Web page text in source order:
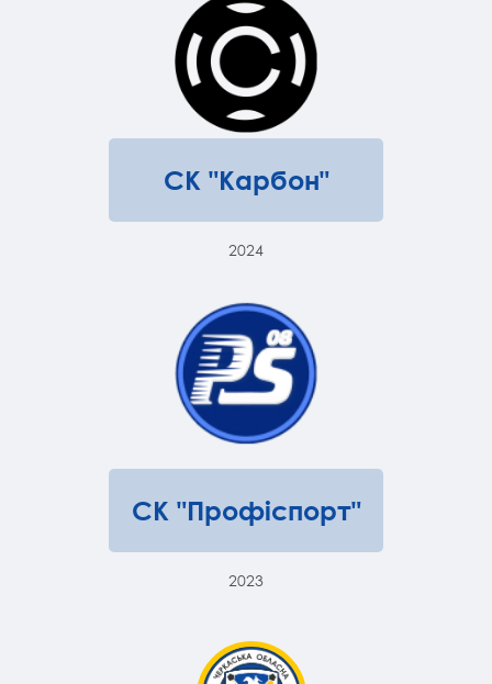
СК "Карбон"
2024
СК "Профіспорт"
2023